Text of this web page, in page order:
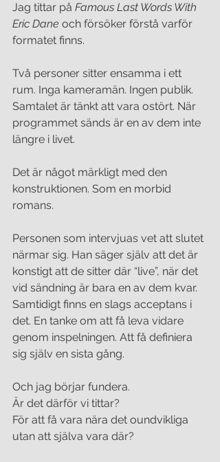
Jag tittar på Famous Last Words With
Eric Dane och försöker förstå varför
formatet finns.
Två personer sitter ensamma i ett
rum. Inga kameramän. Ingen publik.
Samtalet är tänkt att vara ostört. När
programmet sänds är en av dem inte
längre i livet.
Det är något märkligt med den
konstruktionen. Som en morbid
romans.
Personen som intervjuas vet att slutet
närmar sig. Han säger själv att det är
konstigt att de sitter där “live”, när det
vid sändning är bara en av dem kvar.
Samtidigt finns en slags acceptans i
det. En tanke om att få leva vidare
genom inspelningen. Att få definiera
sig själv en sista gång.
Och jag börjar fundera.
Är det därför vi tittar?
För att få vara nära det oundvikliga
utan att själva vara där?